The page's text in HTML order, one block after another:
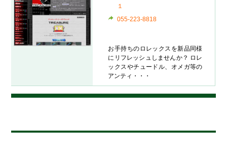
１
055-223-8818
お手持ちのロレックスを新品同様
にリフレッシュしませんか？ ロレ
ックスやチュードル、オメガ等の
アンティ・・・